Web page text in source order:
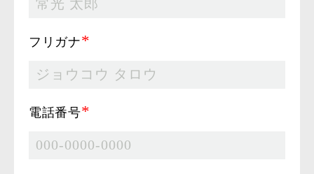
フリガナ*
電話番号*